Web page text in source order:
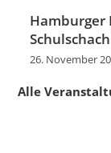
Hamburger
26. November
Alle